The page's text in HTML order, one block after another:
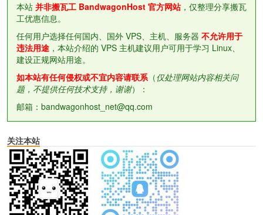
本站 并非搬瓦工 BandwagonHost 官方网站，仅整理分享搬瓦
工优惠信息。
任何用户选择任何国内、国外 VPS、主机、服务器 不允许用于
违法用途 ，本站介绍的 VPS 主机建议用户可用于学习 Linux、
建设正规网站用途。
如本站有任何侵权或不宜内容请联系（仅处理网站内容相关问
题，不提供任何技术支持，谢谢）：
邮箱：bandwagonhost_net@qq.com
关注本站